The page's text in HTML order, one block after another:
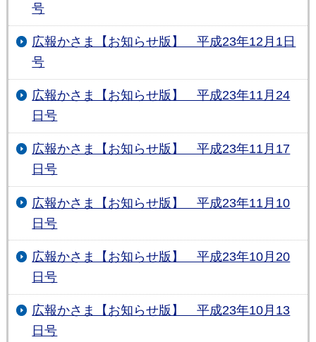
号
広報かさま【お知らせ版】 平成23年12月1日
号
広報かさま【お知らせ版】 平成23年11月24
日号
広報かさま【お知らせ版】 平成23年11月17
日号
広報かさま【お知らせ版】 平成23年11月10
日号
広報かさま【お知らせ版】 平成23年10月20
日号
広報かさま【お知らせ版】 平成23年10月13
日号